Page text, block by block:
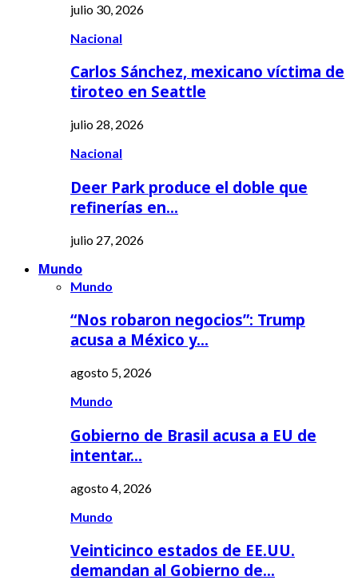
julio 30, 2026
Nacional
Carlos Sánchez, mexicano víctima de
tiroteo en Seattle
julio 28, 2026
Nacional
Deer Park produce el doble que
refinerías en…
julio 27, 2026
Mundo
Mundo
“Nos robaron negocios”: Trump
acusa a México y…
agosto 5, 2026
Mundo
Gobierno de Brasil acusa a EU de
intentar…
agosto 4, 2026
Mundo
Veinticinco estados de EE.UU.
demandan al Gobierno de…